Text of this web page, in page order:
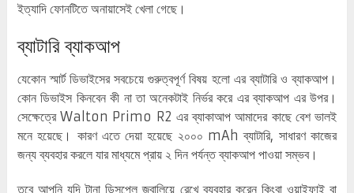
ইত্যাদি ফোনটিতে অনায়াসেই খেলা গেছে।
ব্যাটারি ব্যাকআপ
যেকোন স্মার্ট ডিভাইসের সবচেয়ে গুরুত্বপূর্ণ বিষয় হলো এর ব্যাটারি ও ব্যাকআপ।
কোন ডিভাইস কিনবেন কী না তা অনেকটাই নির্ভর করে এর ব্যাকআপ এর উপর।
সেক্ষেত্রে Walton Primo R2 এর ব্যাকাআপ আমাদের কাছে বেশ ভালই
মনে হয়েছে। কারণ এতে দেয়া হয়েছে ২০০০ mAh ব্যাটারি, সাধারণ কাজের
জন্য ব্যবহার করলে যার মাধ্যমে প্রায় ২ দিন পর্যন্ত ব্যাকআপ পাওয়া সম্ভব।
তবে আপনি যদি টানা ডিসপ্লে জ্বালিয়ে রেখে ব্যবহার করেন কিংবা ওয়াইফাই বা